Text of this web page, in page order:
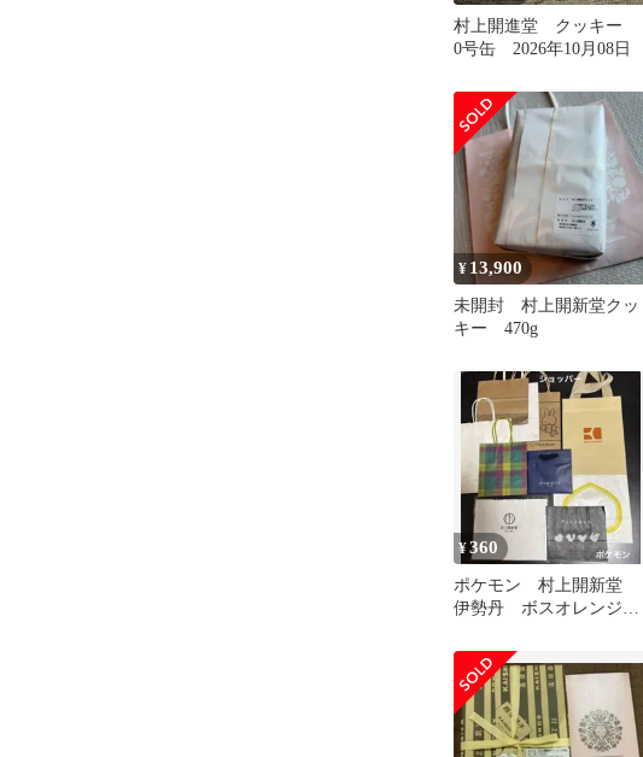
村上開進堂 クッキー
0号缶 2026年10月08日
¥ 13,900
未開封 村上開新堂クッ
キー 470g
¥360
ポケモン 村上開新堂
伊勢丹 ボスオレンジ
ー 10枚